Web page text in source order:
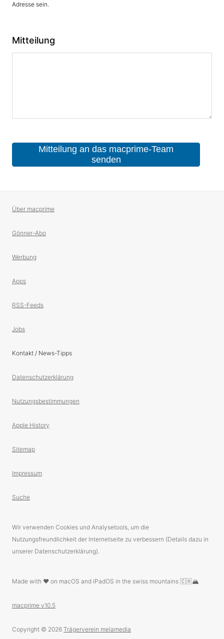
Adresse sein.
Mitteilung
Mitteilung an das macprime-Team
senden
Über macprime
Gönner-Abo
Werbung
Apps
RSS-Feeds
Jobs
Kontakt / News-Tipps
Datenschutzerklärung
Nutzungsbestimmungen
Apple History
Sitemap
Impressum
Suche
Wir verwenden Cookies und Analysetools, um die
Nutzungsfreundlichkeit der Internetseite zu verbessern (Details dazu in
unserer Datenschutzerklärung).
Made with ❤️ on macOS and iPadOS in the swiss mountains 🇨🇭🏔
macprime v10.5
Copyright © 2026 Trägerverein melamedia